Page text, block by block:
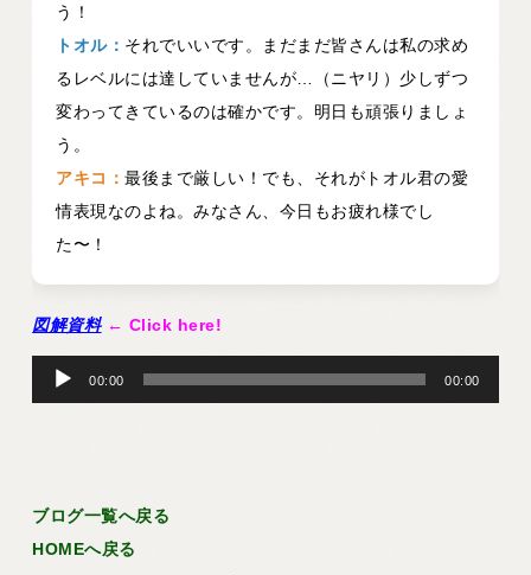
う！
トオル： それでいいです。まだまだ皆さんは私の求め
るレベルには達していませんが…（ニヤリ）少しずつ
変わってきているのは確かです。明日も頑張りましょ
う。
アキコ：最後まで厳しい！でも、それがトオル君の愛
情表現なのよね。みなさん、今日もお疲れ様でし
た〜！
図解資料 ← Click here!
音
ー
ヤ
00:00 00:00
ブログ一覧へ戻る
HOMEへ戻る